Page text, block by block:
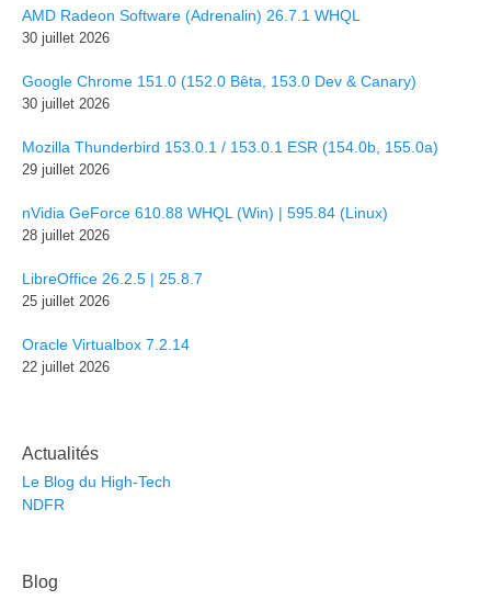
AMD Radeon Software (Adrenalin) 26.7.1 WHQL
30 juillet 2026
Google Chrome 151.0 (152.0 Bêta, 153.0 Dev & Canary)
30 juillet 2026
Mozilla Thunderbird 153.0.1 / 153.0.1 ESR (154.0b, 155.0a)
29 juillet 2026
nVidia GeForce 610.88 WHQL (Win) | 595.84 (Linux)
28 juillet 2026
LibreOffice 26.2.5 | 25.8.7
25 juillet 2026
Oracle Virtualbox 7.2.14
22 juillet 2026
Actualités
Le Blog du High-Tech
NDFR
Blog